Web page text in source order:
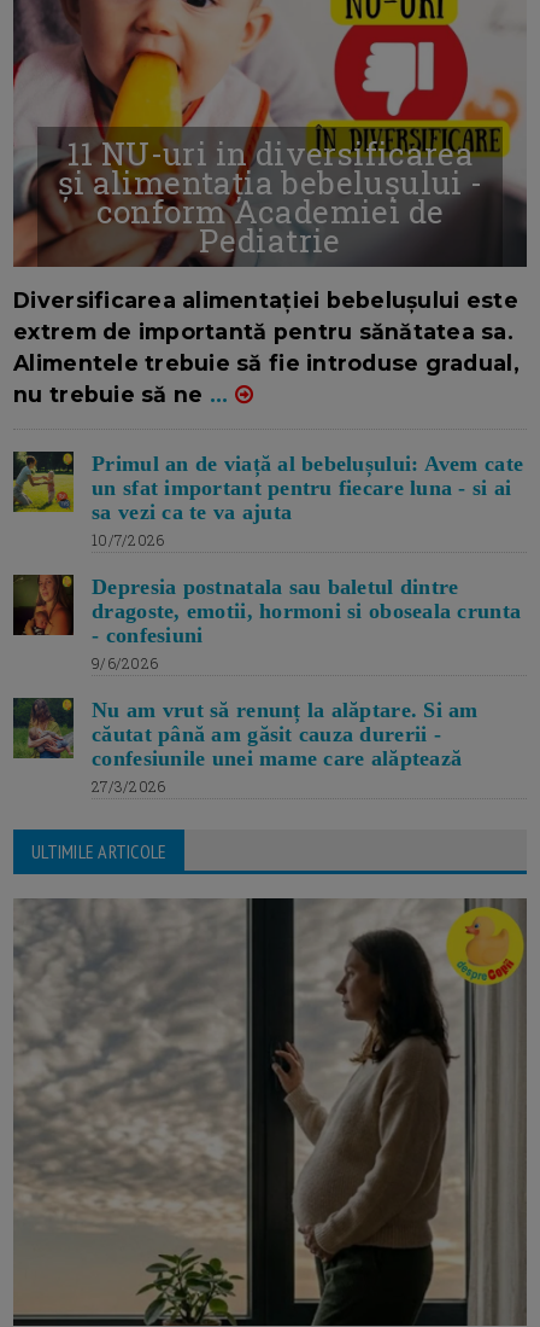
11 NU-uri in diversificarea
și alimentația bebelușului -
conform Academiei de
Pediatrie
Diversificarea alimentației bebelușului este
extrem de importantă pentru sănătatea sa.
Alimentele trebuie să fie introduse gradual,
nu trebuie să ne ...
Primul an de viață al bebelușului: Avem cate
un sfat important pentru fiecare luna - si ai
sa vezi ca te va ajuta
10/7/2026
Depresia postnatala sau baletul dintre
dragoste, emotii, hormoni si oboseala crunta
- confesiuni
9/6/2026
Nu am vrut să renunț la alăptare. Si am
căutat până am găsit cauza durerii -
confesiunile unei mame care alăptează
27/3/2026
ULTIMILE ARTICOLE